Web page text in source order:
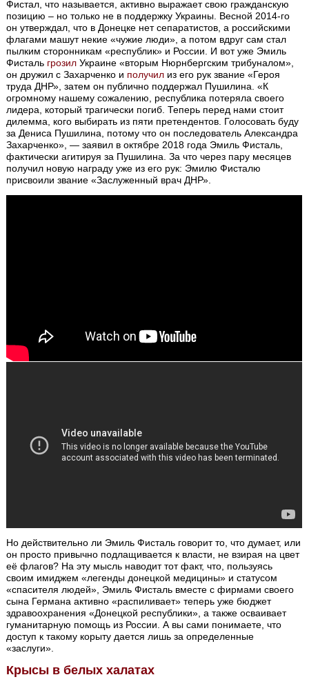
Фистал, что называется, активно выражает свою гражданскую
позицию – но только не в поддержку Украины. Весной 2014-го
он утверждал, что в Донецке нет сепаратистов, а российскими
флагами машут некие «чужие люди», а потом вдруг сам стал
пылким сторонникам «республик» и России. И вот уже Эмиль
Фисталь грозил Украине «вторым Нюрнбергским трибуналом»,
он дружил с Захарченко и получил из его рук звание «Героя
труда ДНР», затем он публично поддержал Пушилина. «К
огромному нашему сожалению, республика потеряла своего
лидера, который трагически погиб. Теперь перед нами стоит
дилемма, кого выбирать из пяти претендентов. Голосовать буду
за Дениса Пушилина, потому что он последователь Александра
Захарченко», — заявил в октябре 2018 года Эмиль Фисталь,
фактически агитируя за Пушилина. За что через пару месяцев
получил новую награду уже из его рук: Эмилю Фисталю
присвоили звание «Заслуженный врач ДНР».
Но действительно ли Эмиль Фисталь говорит то, что думает, или
он просто привычно подлащивается к власти, не взирая на цвет
её флагов? На эту мысль наводит тот факт, что, пользуясь
своим имиджем «легенды донецкой медицины» и статусом
«спасителя людей», Эмиль Фисталь вместе с фирмами своего
сына Германа активно «распиливает» теперь уже бюджет
здравоохранения «Донецкой республики», а также осваивает
гуманитарную помощь из России. А вы сами понимаете, что
доступ к такому корыту дается лишь за определенные
«заслуги».
Крысы в белых халатах